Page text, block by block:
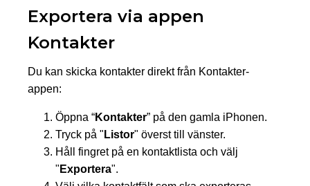
Exportera via appen
Kontakter
Du kan skicka kontakter direkt från Kontakter-
appen:
Öppna “Kontakter” på den gamla iPhonen.
Tryck på " Listor" överst till vänster.
Håll fingret på en kontaktlista och välj
" Exportera".